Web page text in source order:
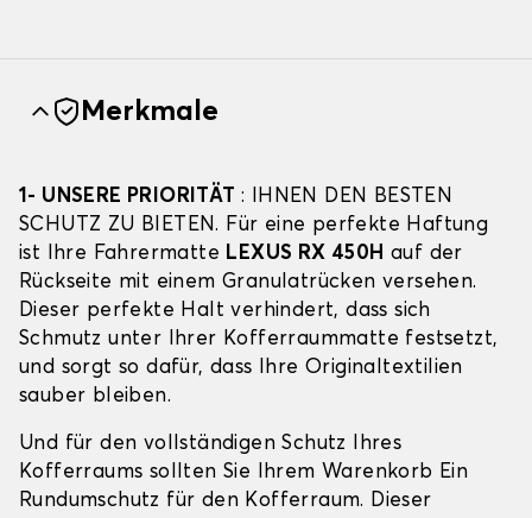
Merkmale
1- UNSERE PRIORITÄT : IHNEN DEN BESTEN
SCHUTZ ZU BIETEN. Für eine perfekte Haftung
ist Ihre Fahrermatte LEXUS RX 450H auf der
Rückseite mit einem Granulatrücken versehen.
Dieser perfekte Halt verhindert, dass sich
Schmutz unter Ihrer Kofferraummatte festsetzt,
und sorgt so dafür, dass Ihre Originaltextilien
sauber bleiben.
Und für den vollständigen Schutz Ihres
Kofferraums sollten Sie Ihrem Warenkorb Ein
Rundumschutz für den Kofferraum. Dieser